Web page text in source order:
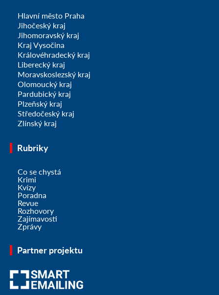
Hlavní město Praha
Jihočeský kraj
Jihomoravský kraj
Kraj Vysočina
Královéhradecký kraj
Liberecký kraj
Moravskoslezský kraj
Olomoucký kraj
Pardubický kraj
Plzeňský kraj
Středočeský kraj
Zlínský kraj
Rubriky
Co se chystá
Krimi
Kvízy
Poradna
Revue
Rozhovory
Zajímavosti
Zprávy
Partner projektu